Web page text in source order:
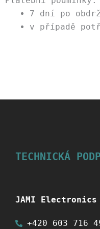
7 dní po
v případě
TECHNICKÁ
JAMI Electronics
+420 603 716